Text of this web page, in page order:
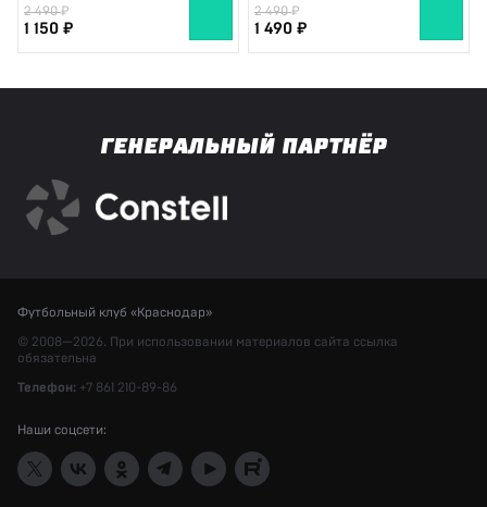
2 490
1 150
2 490
1 490
ГЕНЕРАЛЬНЫЙ ПАРТНЁР
Футбольный клуб «Краснодар»
© 2008—2026. При использовании материалов сайта ссылка
обязательна
Телефон: +7 861 210-89-86
Наши соцсети: